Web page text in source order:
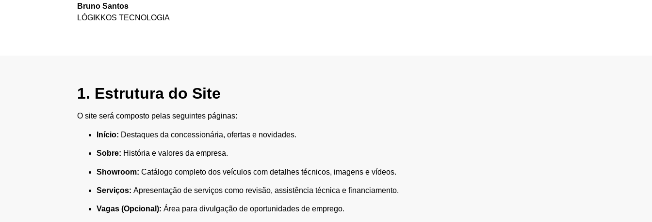
Bruno Santos
LÓGIKKOS TECNOLOGIA
1. Estrutura do Site
O site será composto pelas seguintes páginas:
Início: Destaques da concessionária, ofertas e novidades.
Sobre: História e valores da empresa.
Showroom: Catálogo completo dos veículos com detalhes técnicos, imagens e vídeos.
Serviços: Apresentação de serviços como revisão, assistência técnica e financiamento.
Vagas (Opcional): Área para divulgação de oportunidades de emprego.